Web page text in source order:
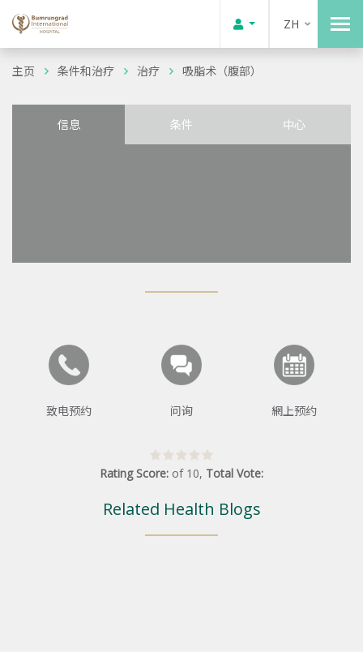
ZH
主页 条件和治疗 治疗 吸脂术（腹部）
信息 条件 中心
致电预约 问询 網上预约
Rating Score: of 10, Total Vote:
Related Health Blogs